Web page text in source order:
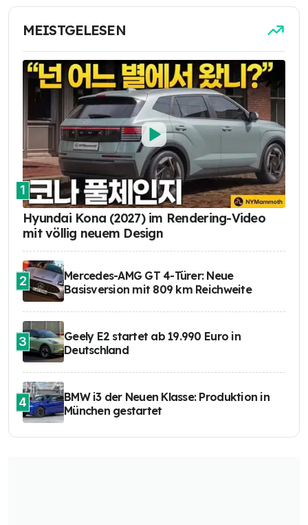
MEISTGELESEN
1
Hyundai Kona (2027) im Rendering-Video
mit völlig neuem Design
2
Mercedes-AMG GT 4-Türer: Neue
Basisversion mit 809 km Reichweite
3
Geely E2 startet ab 19.990 Euro in
Deutschland
4
BMW i3 der Neuen Klasse: Produktion in
München gestartet